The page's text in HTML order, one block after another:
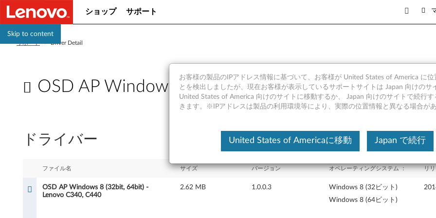
Skip to content
ショップ サポート
サポート >Driver Detail
OSD AP Windows 8 (32bit, 64bit) - Lenovo C340,
D
P
ドライバー
ファイル名 サイズ バージョン オペレーティングシステム ： リ
OSD AP Windows 8 (32bit, 64bit) -
Lenovo C340, C440
2.62 MB 1.0.0.3
Windows 8 (32ビット)
Windows 8 (64ビット)
お客様の製品のIPアドレス情報に基づいて、お客様が United States of America に
とを検出しましたが、現在お客様が表示しているサポートサイトは Japan 向けのサ
United States of America 向けのサイトに移動するか、 Japan 向けのサイトで続行
きます。※IPアドレスは製品の利用環境等により、実際の位置情報と異なる場合が
United States of Americaに移動 Japan で続行